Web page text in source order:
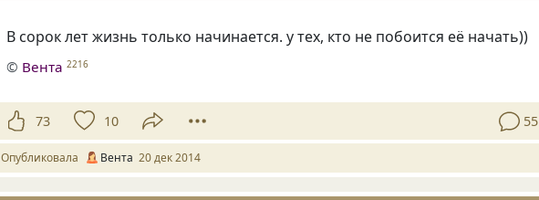
В сорок лет жизнь только начинается. у тех, кто не побоится её начать))
© Вента 2216
73 10 55
Опубликовала Вента 20 дек 2014